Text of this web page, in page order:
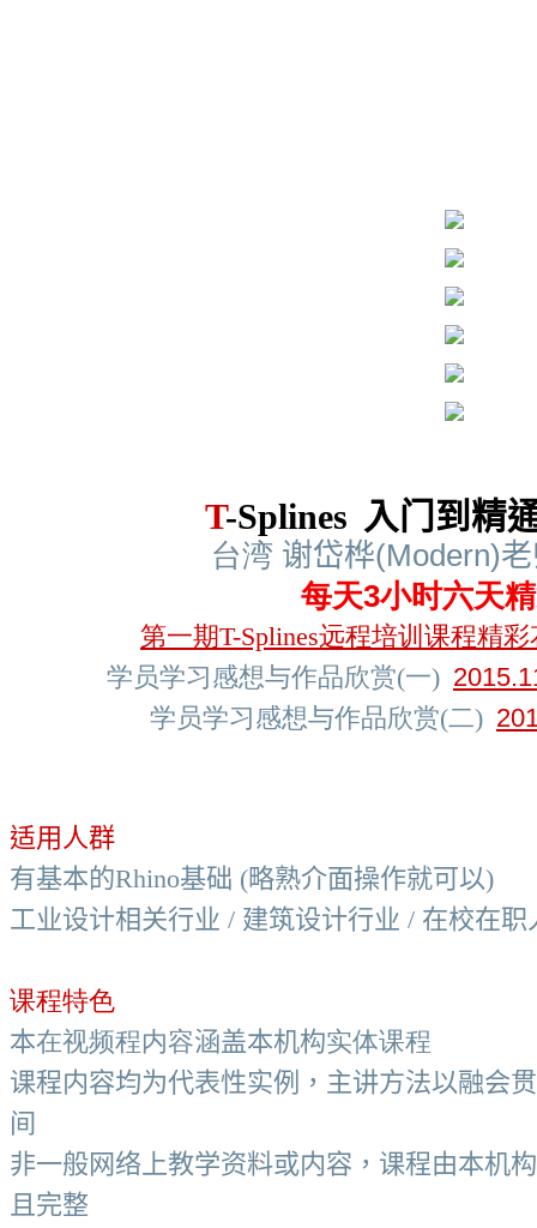
T-Splines 入门到精
台湾 谢岱桦(Modern)
每天3小时六天
第一期T-Splines远程培训课程精
学员学习感想与作品欣赏(一)
学员学习感想与作品欣赏(二)
适用人群
有基本的Rhino基础 (略熟介面操作就可以)
工业设计相关行业 / 建筑设计行业 / 在校在职
课程特色
本在视频程内容涵盖本机构实体课程
课程内容均为代表性实例，主讲方法以融会
间
非一般网络上教学资料或内容，课程由本机
且完整